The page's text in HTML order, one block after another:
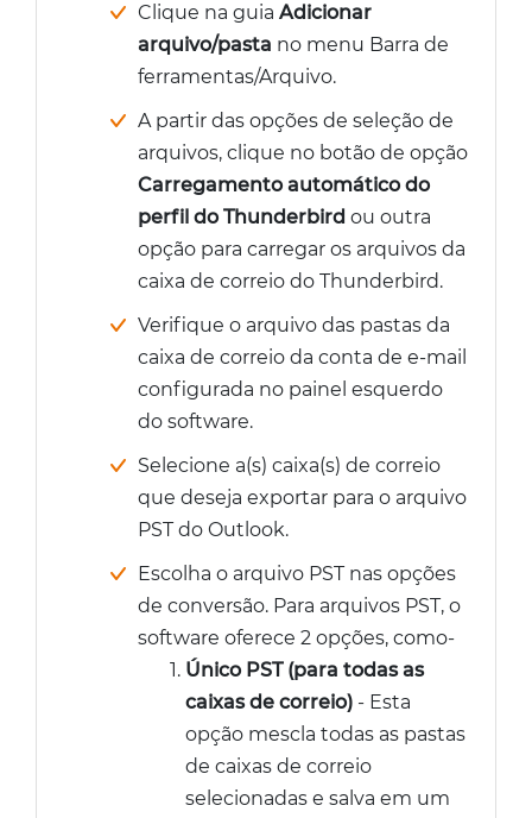
Clique na guia Adicionar
arquivo/pasta no menu Barra de
ferramentas/Arquivo.
A partir das opções de seleção de
arquivos, clique no botão de opção
Carregamento automático do
perfil do Thunderbird ou outra
opção para carregar os arquivos da
caixa de correio do Thunderbird.
Verifique o arquivo das pastas da
caixa de correio da conta de e-mail
configurada no painel esquerdo
do software.
Selecione a(s) caixa(s) de correio
que deseja exportar para o arquivo
PST do Outlook.
Escolha o arquivo PST nas opções
de conversão. Para arquivos PST, o
software oferece 2 opções, como-
Único PST (para todas as
caixas de correio) - Esta
opção mescla todas as pastas
de caixas de correio
selecionadas e salva em um